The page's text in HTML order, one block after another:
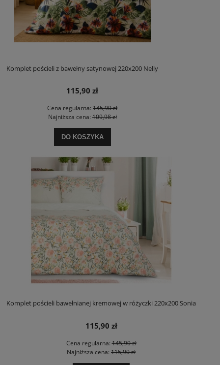
Komplet pościeli z bawełny satynowej 220x200 Nelly
115,90 zł
Cena regularna: 145,90 zł
Najniższa cena:109,98 zł
DO KOSZYKA
Komplet pościeli bawełnianej kremowej w różyczki 220x200 Sonia
115,90 zł
Cena regularna:145,90 zł
Najniższa cena: 115,90 zł